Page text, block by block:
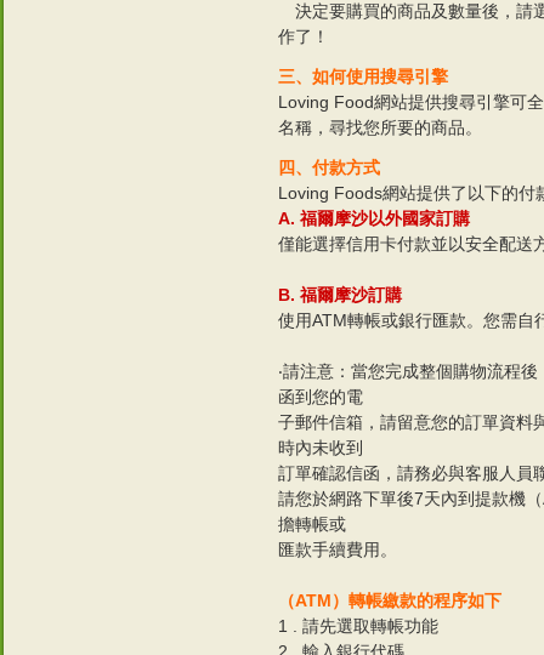
決定要購買的商品及數量後，請
作了！
三、如何使用搜尋引擎
Loving Food網站提供搜尋引擎可
名稱，尋找您所要的商品。
四、付款方式
Loving Foods網站提供了以下的付
A. 福爾摩沙以外國家訂購
僅能選擇信用卡付款並以安全配送
B. 福爾摩沙訂購
使用ATM轉帳或銀行匯款。您需自
‧請注意：當您完成整個購物流程
函到您的電
子郵件信箱，請留意您的訂單資料
時內未收到
訂單確認信函，請務必與客服人員
請您於網路下單後7天內到提款機
擔轉帳或
匯款手續費用。
（ATM）轉帳繳款的程序如下
1 . 請先選取轉帳功能